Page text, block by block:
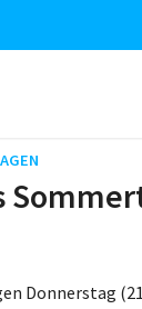
Donnerstag